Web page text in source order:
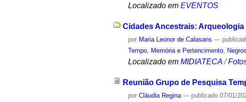
Localizado em EVENTOS
Cidades Ancestrais: Arqueologia
por Maria Leonor de Calasans —
Tempo, Memória e Pertencimento, Negros
Localizado em MIDIATECA /
Reunião Grupo de Pesquisa
porCláudia Regina — publicado 07/01/